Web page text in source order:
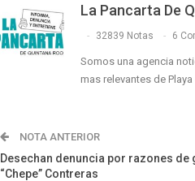
La Pancarta De
32839 Notas 6
Somos una agencia
mas relevantes de
NOTA ANTERIOR
Desechan denuncia por razones de
“Chepe” Contreras